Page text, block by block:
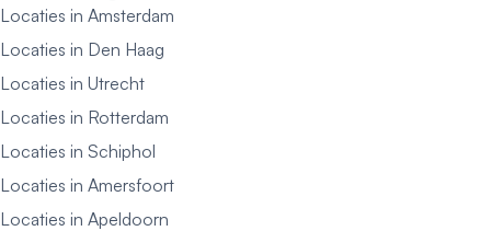
Locaties in Amsterdam
Locaties in Den Haag
Locaties in Utrecht
Locaties in Rotterdam
Locaties in Schiphol
Locaties in Amersfoort
Locaties in Apeldoorn